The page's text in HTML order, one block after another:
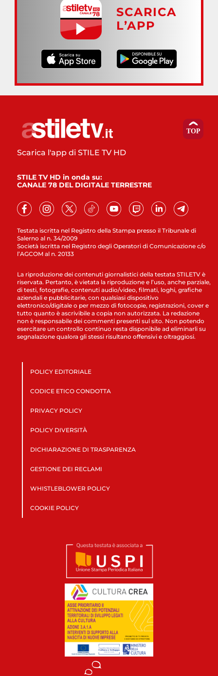
SCARICA
L’APP
Testata iscritta nel Registro della Stampa presso il Tribunale di
Salerno al n. 34/2009
Società iscritta nel Registro degli Operatori di Comunicazione c/o
l’AGCOM al n. 20133
Scarica l'app di STILE TV HD
STILE TV HD in onda su:
CANALE 78 DEL DIGITALE TERRESTRE
La riproduzione dei contenuti giornalistici della testata STILETV è
riservata. Pertanto, è vietata la riproduzione e l’uso, anche parziale,
di testi, fotografie, contenuti audio/video, filmati, loghi, grafiche
aziendali e pubblicitarie, con qualsiasi dispositivo
elettronico/digitale o per mezzo di fotocopie, registrazioni, cover e
tutto quanto è ascrivibile a copia non autorizzata. La redazione
non è responsabile dei commenti presenti sul sito. Non potendo
esercitare un controllo continuo resta disponibile ad eliminarli su
segnalazione qualora gli stessi risultano offensivi e oltraggiosi.
POLICY EDITORIALE
CODICE ETICO CONDOTTA
PRIVACY POLICY
POLICY DIVERSITÀ
DICHIARAZIONE DI TRASPARENZA
GESTIONE DEI RECLAMI
WHISTLEBLOWER POLICY
COOKIE POLICY